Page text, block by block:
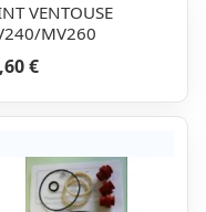
VENTOUSE
MV260
€